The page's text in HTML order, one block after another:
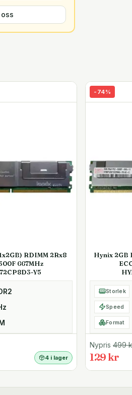
RDIMM 2Rx8
667MHz
Y5
4 i lager
- 74%
Hynix 2GB
Storlek
Speed
Format
Nypris 499
129 kr